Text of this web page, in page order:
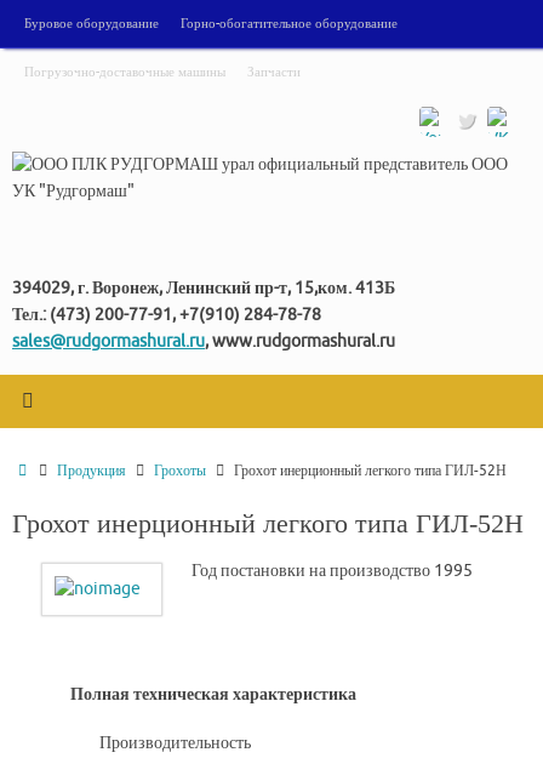
содержимому
Буровое оборудование Горно-обогатительное оборудование
Погрузочно-доставочные машины Запчасти
394029, г. Воронеж, Ленинский пр-т, 15,ком. 413Б
Тел.: (473) 200-77-91, +7(910) 284-78-78
sales@rudgormashural.ru, www.rudgormashural.ru
Главная
Продукция Грохоты Грохот инерционный легкого типа ГИЛ-52Н
Грохот инерционный легкого типа ГИЛ-52Н
Год постановки на производство 1995
Полная техническая характеристика
Производительность